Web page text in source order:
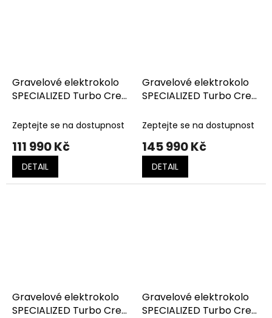
Gravelové elektrokolo
SPECIALIZED Turbo Creo
Taupe/Birch
Zeptejte se na dostupnost
111 990 Kč
DETAIL
Gravelové elektrokolo
SPECIALIZED Turbo Creo
Eagle AXS Cypress
Metal
Zeptejte se na dostupnost
145 990 Kč
DETAIL
Gravelové elektrokolo
SPECIALIZED Turbo Creo
Gravelové elektrokolo
SPECIALIZED Turbo Creo